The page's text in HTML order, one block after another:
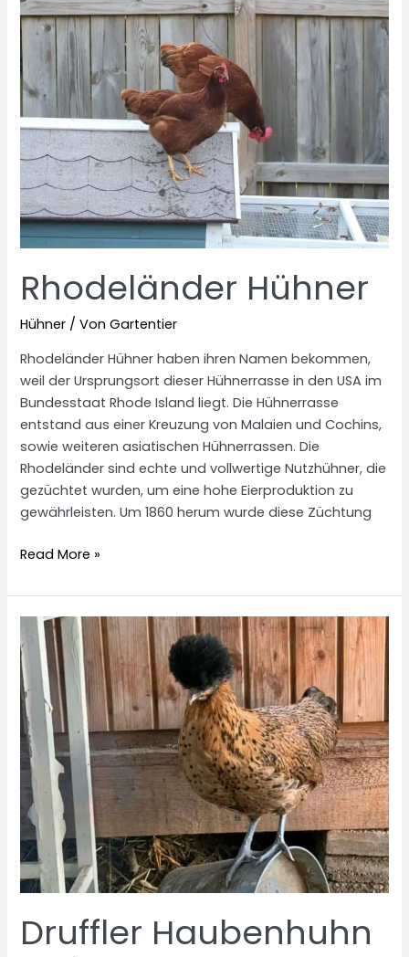
Rhodeländer Hühner
Hühner / VonGartentier
Rhodeländer Hühner haben ihren Namen bekommen,
weil der Ursprungsort dieser Hühnerrasse in den USA im
Bundesstaat Rhode Island liegt. Die Hühnerrasse
entstand aus einer Kreuzung von Malaien und Cochins,
sowie weiteren asiatischen Hühnerrassen. Die
Rhodeländer sind echte und vollwertige Nutzhühner, die
gezüchtet wurden, um eine hohe Eierproduktion zu
gewährleisten. Um 1860 herum wurde diese Züchtung
Rhodeländer
Read More »
Druffler Haubenhuhn